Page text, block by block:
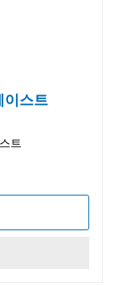
이스트
트